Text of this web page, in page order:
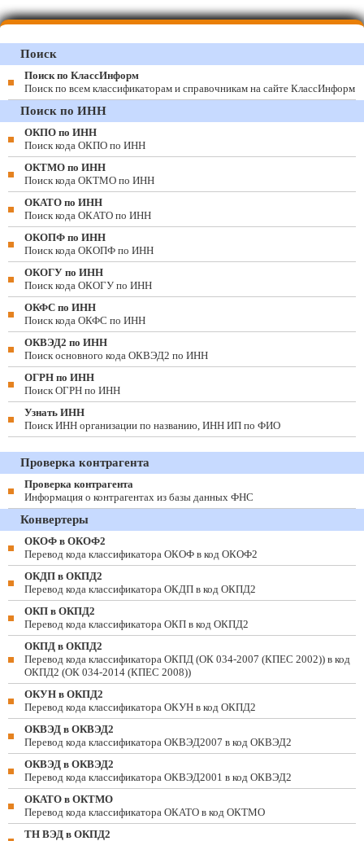
Поиск
Поиск по КлассИнформ
Поиск по всем классификаторам и справочникам на сайте КлассИнформ
Поиск по ИНН
ОКПО по ИНН
Поиск кода ОКПО по ИНН
ОКТМО по ИНН
Поиск кода ОКТМО по ИНН
ОКАТО по ИНН
Поиск кода ОКАТО по ИНН
ОКОПФ по ИНН
Поиск кода ОКОПФ по ИНН
ОКОГУ по ИНН
Поиск кода ОКОГУ по ИНН
ОКФС по ИНН
Поиск кода ОКФС по ИНН
ОКВЭД2 по ИНН
Поиск основного кода ОКВЭД2 по ИНН
ОГРН по ИНН
Поиск ОГРН по ИНН
Узнать ИНН
Поиск ИНН организации по названию, ИНН ИП по ФИО
Проверка контрагента
Проверка контрагента
Информация о контрагентах из базы данных ФНС
Конвертеры
ОКОФ в ОКОФ2
Перевод кода классификатора ОКОФ в код ОКОФ2
ОКДП в ОКПД2
Перевод кода классификатора ОКДП в код ОКПД2
ОКП в ОКПД2
Перевод кода классификатора ОКП в код ОКПД2
ОКПД в ОКПД2
Перевод кода классификатора ОКПД (ОК 034-2007 (КПЕС 2002)) в код
ОКПД2 (ОК 034-2014 (КПЕС 2008))
ОКУН в ОКПД2
Перевод кода классификатора ОКУН в код ОКПД2
ОКВЭД в ОКВЭД2
Перевод кода классификатора ОКВЭД2007 в код ОКВЭД2
ОКВЭД в ОКВЭД2
Перевод кода классификатора ОКВЭД2001 в код ОКВЭД2
ОКАТО в ОКТМО
Перевод кода классификатора ОКАТО в код ОКТМО
ТН ВЭД в ОКПД2